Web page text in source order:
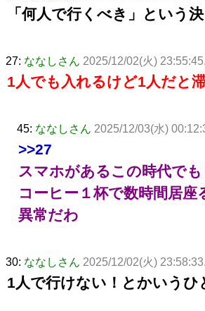
「何人で行くべき」という
27: ななしさん 2025/12/02(火)
1人でも入れるけど1人だと
45: ななしさん 2025/12/03(水)
>>27
スマホがあるこの時代で
コーヒー１杯で数時間居
異常だわ
30: ななしさん 2025/12/02(火)
1人で行けない！とかいうひ